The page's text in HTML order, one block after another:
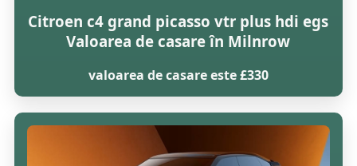
Citroen c4 grand picasso vtr plus hdi egs
Valoarea de casare în Milnrow
valoarea de casare este £330